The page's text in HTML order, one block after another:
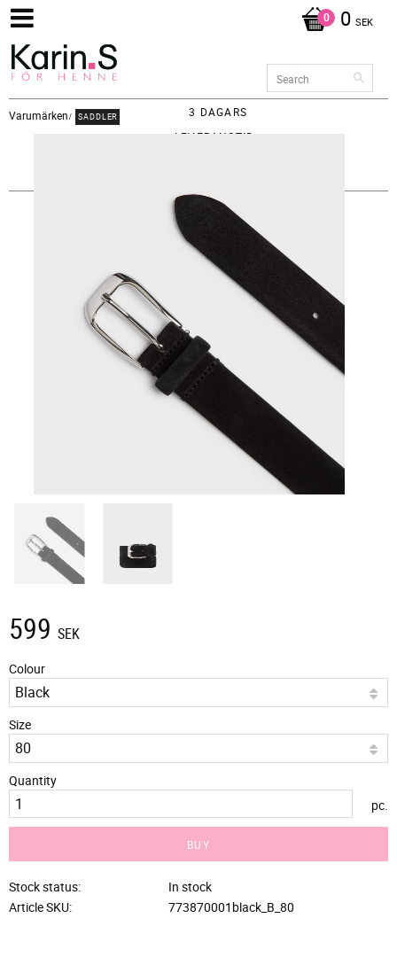
0 SEK
3 DAGARS
LEVERANSTID -
Varumärken SADDLER
599 SEK
Colour
Size
Quantity
pc.
BUY
Stock status
In stock
Article SKU
773870001black_B_80